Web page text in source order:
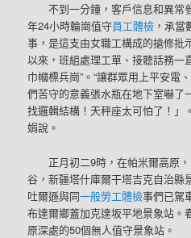
不到一分鐘，客戶信息和異常
年24小時輪崗值守員工體檢 ，承
事，是這支由女職工構成的搶修批
以來，班組處理工單、接聽話務一
巾幗標兵崗”。“讓群眾用上平安電
們苦守的意義張水瓶在地下室嚇了
找邏輯結構！天秤座太可怕了！」
娟說。
正月初二9時，在帕米爾高原
谷，新疆塔什庫爾干塔吉克自治縣
吐爾遜與同一般勞工體檢事們已駕
布達爾鄉蓋加克達坂平地景象站。
原深處的50個無人值守景象站。